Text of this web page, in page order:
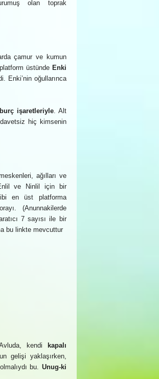
olan toprak
çamur ve kumun
üstünde Enki
Enki’nin oğullarınca
işaretleriyle. Alt
hiç kimsenin
ağılları ve
ve Ninlil için bir
en üst platforma
(Anunnakilerde
7 sayısı ile bir
bu linkte mevcuttur
kendi
kapalı
gelişi yaklaşırken,
bu. Unug-ki